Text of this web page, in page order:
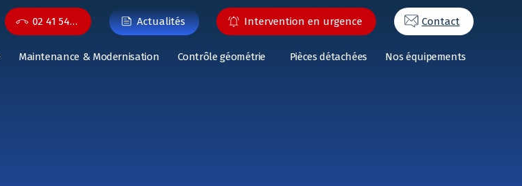
02 41 54… Actualités Intervention en urgence Contact
Maintenance & Modernisation Contrôle géométrie Pièces détachées Nos équipements